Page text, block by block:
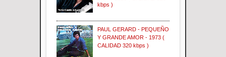
kbps )
PAUL GERARD - PEQUEÑO
Y GRANDE AMOR - 1973 (
CALIDAD 320 kbps )